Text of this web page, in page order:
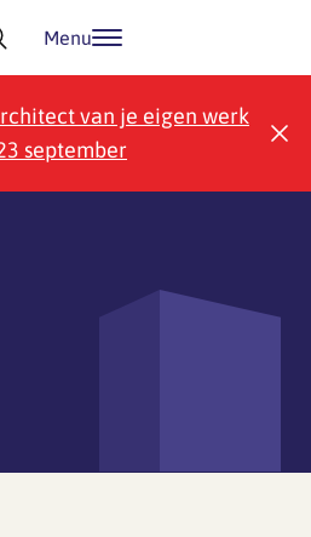
Menu
van je eigen werk
september